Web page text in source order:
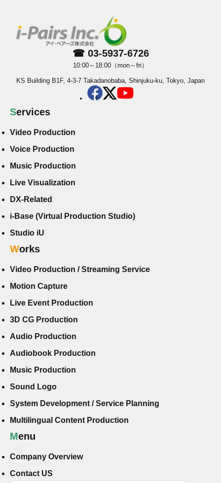
☎ 03-5937-6726
10:00～18:00（mon～fri）
KS Building B1F, 4-3-7 Takadanobaba, Shinjuku-ku, Tokyo, Japan
Services
Video Production
Voice Production
Music Production
Live Visualization
DX-Related
i-Base (Virtual Production Studio)
Studio iU
Works
Video Production / Streaming Service
Motion Capture
Live Event Production
3D CG Production
Audio Production
Audiobook Production
Music Production
Sound Logo
System Development / Service Planning
Multilingual Content Production
Menu
Company Overview
Contact US